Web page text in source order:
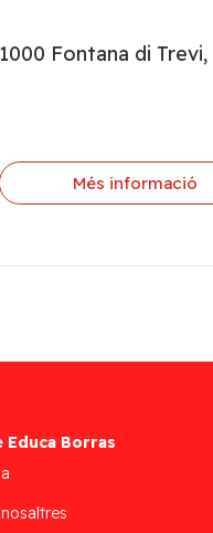
1000 Fontana di Trevi,
Més informació
Educa Borras